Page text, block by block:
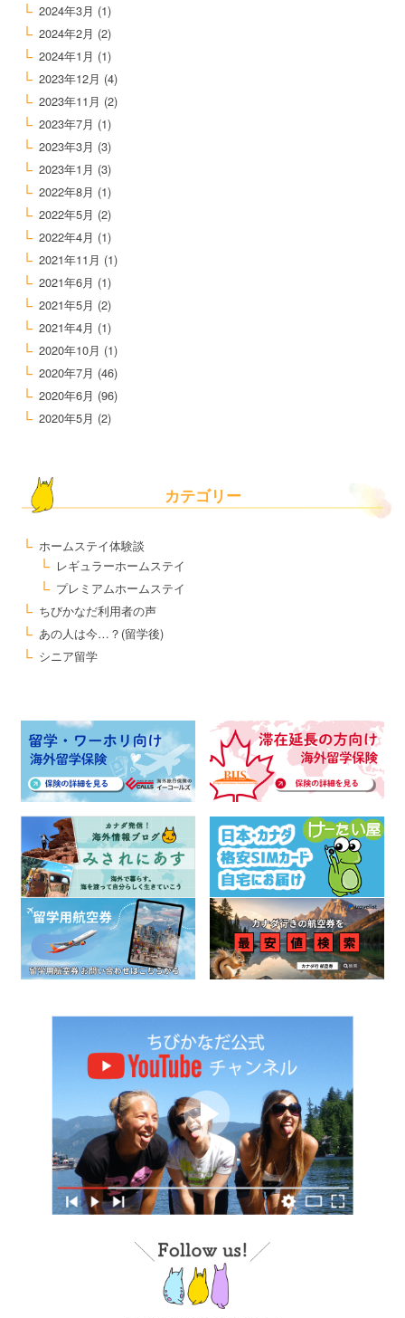
2024年3月 (1)
2024年2月 (2)
2024年1月 (1)
2023年12月 (4)
2023年11月 (2)
2023年7月 (1)
2023年3月 (3)
2023年1月 (3)
2022年8月 (1)
2022年5月 (2)
2022年4月 (1)
2021年11月 (1)
2021年6月 (1)
2021年5月 (2)
2021年4月 (1)
2020年10月 (1)
2020年7月 (46)
2020年6月 (96)
2020年5月 (2)
カテゴリー
ホームステイ体験談
レギュラーホームステイ
プレミアムホームステイ
ちびかなだ利用者の声
あの人は今…？(留学後)
シニア留学